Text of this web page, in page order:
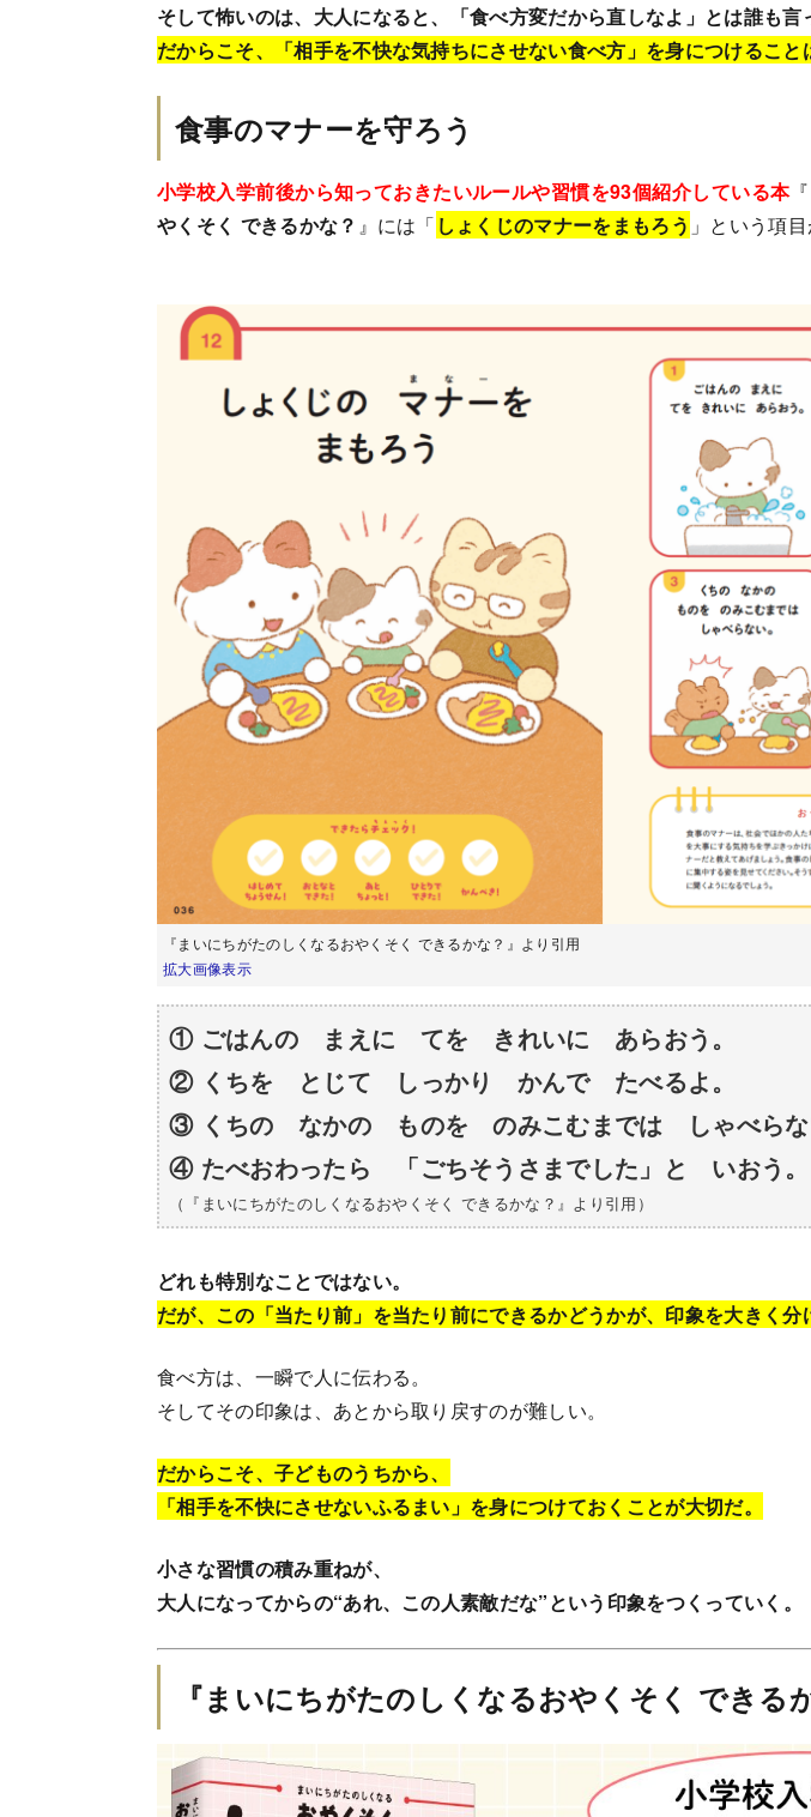
そして怖いのは、大人になると、「食べ方変だから直しなよ」とは誰も言
だからこそ、「相手を不快な気持ちにさせない食べ方」を身につけること
食事のマナーを守ろう
小学校入学前後から知っておきたいルールや習慣を93個紹介している本『
やくそく できるかな？ 』には「 しょくじのマナーをまもろう 」という項目
『まいにちがたのしくなるおやくそく できるかな？』より引用
拡大画像表示
① ごはんの まえに てを きれいに あらおう。
② くちを とじて しっかり かんで たべるよ。
③ くちの なかの ものを のみこむまでは しゃべらな
④ たべおわったら 「ごちそうさまでした」と いおう。
（『まいにちがたのしくなるおやくそく できるかな？』より引用）
どれも特別なことではない。
だが、この「当たり前」を当たり前にできるかどうかが、印象を大きく分
食べ方は、一瞬で人に伝わる。
そしてその印象は、あとから取り戻すのが難しい。
だからこそ、子どものうちから、
「相手を不快にさせないふるまい」を身につけておくことが大切だ。
小さな習慣の積み重ねが、
大人になってからの“あれ、この人素敵だな”という印象をつくっていく。
『まいにちがたのしくなるおやくそく できる